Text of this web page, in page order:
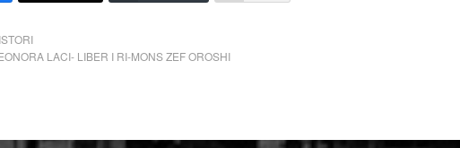
LACI- LIBER I RI-MONS ZEF OROSHI